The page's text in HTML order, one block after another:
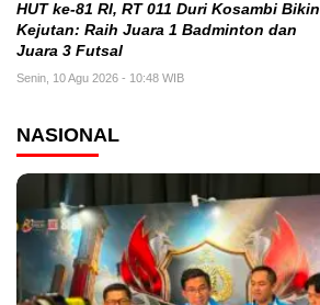
HUT ke-81 RI, RT 011 Duri Kosambi Bikin
Kejutan: Raih Juara 1 Badminton dan
Juara 3 Futsal
Senin, 10 Agu 2026 - 10:48 WIB
NASIONAL